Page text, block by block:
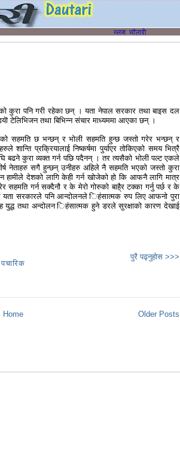
कुरा पनि गरी रहेका छन् । यता नेपाल सरकार तथा बाइस दल
टेलिभिजन तथा बिभिन्न संचार माध्यममा आएका छन् ।
सहमति छ भन्छन् र भोली सहमति हुन्छ जस्तो गरेर भन्छन् र
प्रकि्रयालाई निष्कर्षमा पुर्याएर तोकिएको समय भित्रै
बढने कुरा व्यक्त गर्न पछि पदैनन् । तर त्यसैको भोली पल्ट एकले
नेताहरु सगै हुन्छन् उनीहरु अहिले नै सहमति भएको जस्तो कुरा
देशको लागि केही गर्न खोजेको हो कि आफनै लागि मात्र
गर्न सक्दैनौ र के मेरो गोरुको बाहै्र टक्का गर्नु पर्छ र के
र यता सरकारले पनि आन्दोलनले िहंसात्मक रुप लिए आफनो पुरा
युद्ध तथा अन्दोलन िहंसात्मक हुने डरले सुरक्षाको कारण देखाई
पुरै पढ्नुहोस >>>
Older Posts
Home